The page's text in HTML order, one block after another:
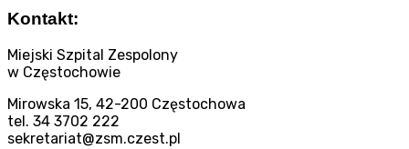
Kontakt:
Miejski Szpital Zespolony
w Częstochowie
Mirowska 15, 42-200 Częstochowa
tel. 34 3702 222
sekretariat@zsm.czest.pl